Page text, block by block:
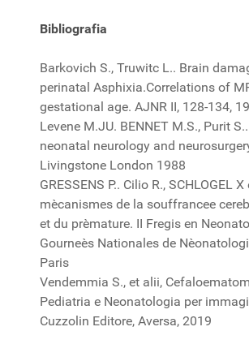
Bibliografia
Barkovich S., Truwitc L.. Brain
perinatal Asphixia.Correlations of
gestational age. AJNR II, 128-134,
Levene M.JU. BENNET M.S., Purit
neonatal neurology and
Livingstone London 1988
GRESSENS P.. Cilio R., SCHLOGEL
mècanismes de la souffrancee
et du prèmature. II Fregis en
Gourneès Nationales de
Paris
Vendemmia S., et alii,
Pediatria e Neonatologia per
Cuzzolin Editore, Aversa, 2019